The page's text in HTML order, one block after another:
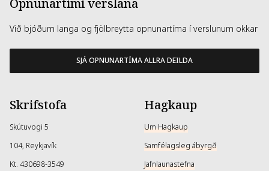
Opnunartími verslana
Við bjóðum langa og fjölbreytta opnunartíma í verslunum okkar
SJÁ OPNUNARTÍMA ALLRA DEILDA
Skrifstofa
Skútuvogi 5
104, Reykjavík
Kt. 430698-3549
Hagkaup
Um Hagkaup
Samfélagsleg ábyrgð
Jafnlaunastefna